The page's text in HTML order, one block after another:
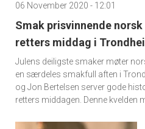
06 November 2020 - 12:01
Smak prisvinnende
retters middag i
Julens deiligste smaker møter
en særdeles smakfull aften i
og Jon Bertelsen server gode
retters middagen. Denne kvelden